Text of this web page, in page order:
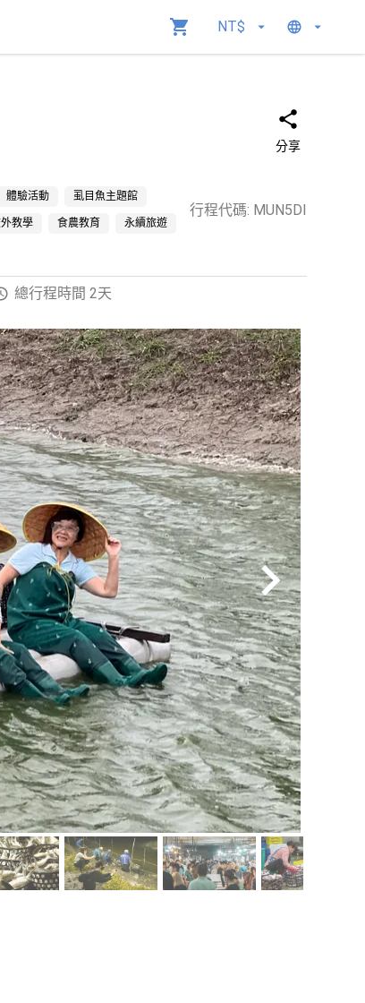
NT$
分享
體驗活動 虱目魚主題館
教學 食農教育 永續旅遊
行程代碼: MUN5DI
總行程時間 2天